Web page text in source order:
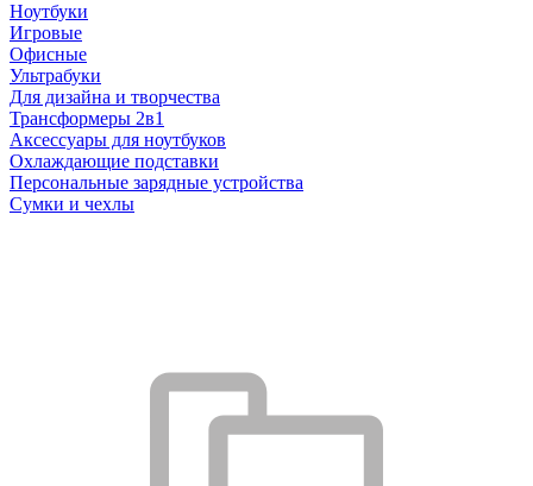
Ноутбуки
Игровые
Офисные
Ультрабуки
Для дизайна и творчества
Трансформеры 2в1
Аксессуары для ноутбуков
Охлаждающие подставки
Персональные зарядные устройства
Сумки и чехлы